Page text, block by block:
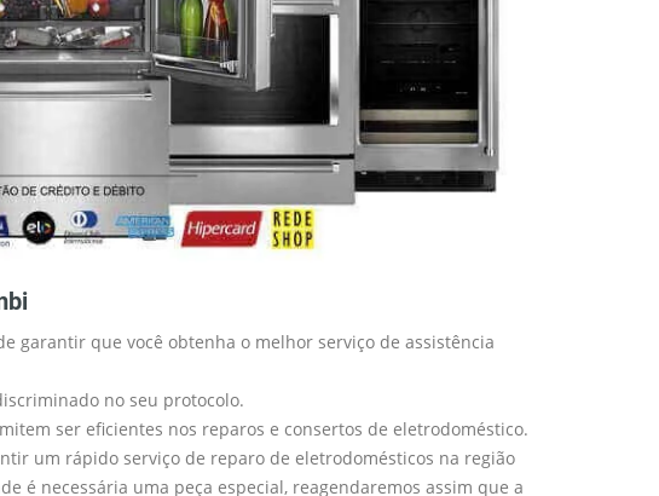
garantir que você obtenha o melhor serviço de assistência
no seu protocolo.
ser eficientes nos reparos e consertos de eletrodoméstico.
um rápido serviço de reparo de eletrodomésticos na região
é necessária uma peça especial, reagendaremos assim que a